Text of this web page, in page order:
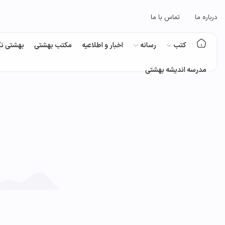
درباره ما تماس با ما
کتب رسانه اخبار و اطلاعیه مکتب بهشتی بهشتی
مدرسه اندیشه بهشتی